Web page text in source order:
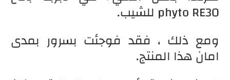
phyto RE30 للشيب.
ومع ذلك ، فقد فوجئت بسرور بمدى
امان هذا المنتج.